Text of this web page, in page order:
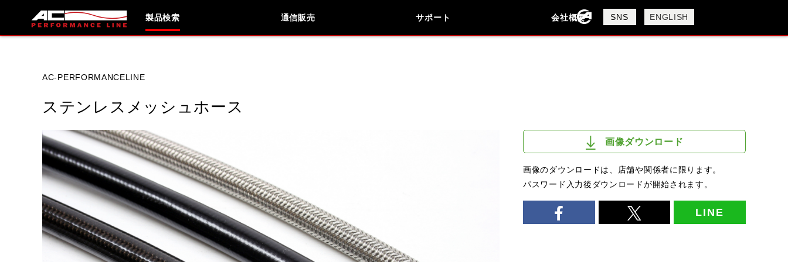
製品検索 通信販売 サポート 会社概要
会社概要
採用情報
SNS ENGLISH
AC-PERFORMANCELINE
ステンレスメッシュホース
画像ダウンロード
画像のダウンロードは、店舗や関係者に限ります。
パスワード入力後ダウンロードが開始されます。
LINE